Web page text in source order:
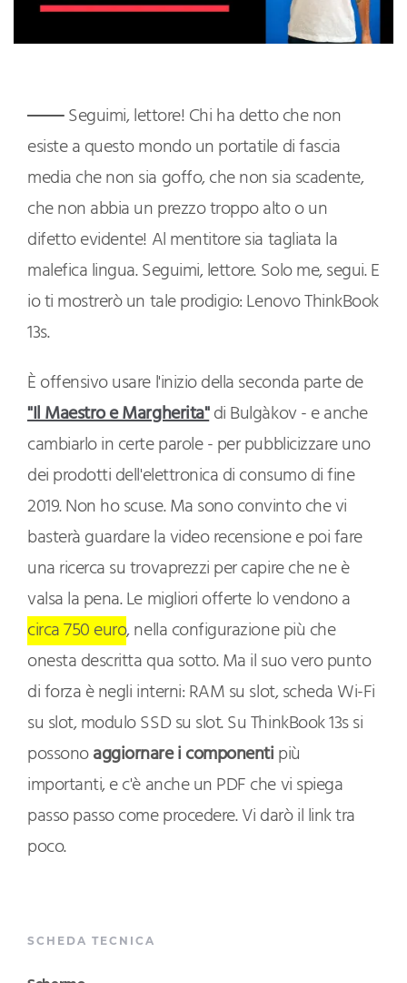
Seguimi, lettore! Chi ha detto che non
esiste a questo mondo un portatile di fascia
media che non sia goffo, che non sia scadente,
che non abbia un prezzo troppo alto o un
difetto evidente! Al mentitore sia tagliata la
malefica lingua. Seguimi, lettore. Solo me, segui. E
io ti mostrerò un tale prodigio: Lenovo ThinkBook
13s.
È offensivo usare l'inizio della seconda parte de
"Il Maestro e Margherita"di Bulgàkov - e anche
cambiarlo in certe parole - per pubblicizzare uno
dei prodotti dell'elettronica di consumo di fine
2019. Non ho scuse. Ma sono convinto che vi
basterà guardare la video recensione e poi fare
una ricerca su trovaprezzi per capire che ne è
valsa la pena. Le migliori offerte lo vendono a
circa 750 euro, nella configurazione più che
onesta descritta qua sotto. Ma il suo vero punto
di forza è negli interni: RAM su slot, scheda Wi-Fi
su slot, modulo SSD su slot. Su ThinkBook 13s si
possonoaggiornare i componentipiù
importanti, e c'è anche un PDF che vi spiega
passo passo come procedere. Vi darò il link tra
poco.
SCHEDA TECNICA